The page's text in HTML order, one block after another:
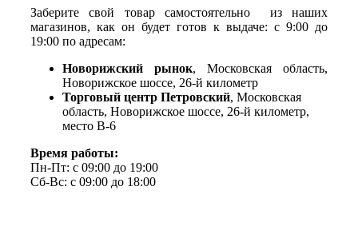
Заберите свой товар самостоятельно из наших
магазинов, как он будет готов к выдаче: с 9:00 до
19:00 по адресам:
Новорижский рынок, Московская область,
Новорижское шоссе, 26-й километр
Торговый центр Петровский, Московская
область, Новорижское шоссе, 26-й километр,
место В-6
Время работы:
Пн-Пт: с 09:00 до 19:00
Сб-Вс: с 09:00 до 18:00